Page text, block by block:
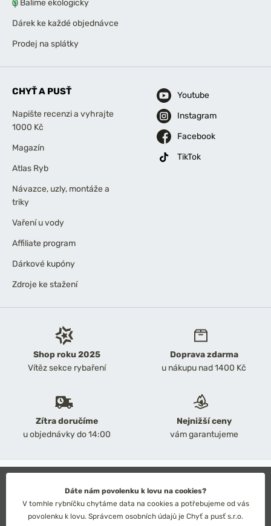
Shop roku 2025
Vítěz sekce rybaření
Doprava zdarma
u nákupu nad 1400 Kč
Zítra doručíme
u objednávky do 14:00
Nejnižší ceny
vám garantujeme
Balíme ekologicky
Dárek ke každé objednávce
Prodej na splátky
CHYŤ A PUSŤ
Napište recenzi a vyhrajte
1000 Kč
Magazín
Atlas Ryb
Návazce, uzly, montáže a
triky
Vaření u vody
Affiliate program
Dárkové kupóny
Zdroje ke stažení
Youtube
Instagram
Facebook
TikTok
Obchodní podmínky
Ochrana osobních údajů
Technické řešení: Simplia s.r.o.
Dáte nám povolenku k lovu na cookies?
V tomhle rybníčku chytáme data na cookies a potřebujeme od vás
povolenku k lovu. Správcem osobních údajů je Chyť a pusť s.r.o.